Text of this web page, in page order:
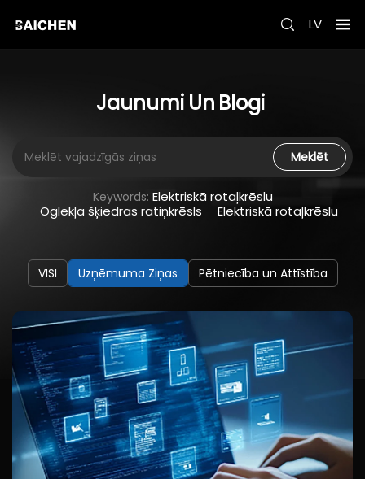
LV
Jaunumi Un Blogi
Meklēt
Keywords: Elektriskā rotaļkrēslu
Oglekļa šķiedras ratiņkrēsls
Elektriskā rotaļkrēslu
VISI Uzņēmuma Ziņas Pētniecība un Attīstība